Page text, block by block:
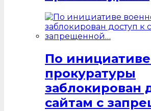
По
прокуратуры
заблокирован
сайтам с